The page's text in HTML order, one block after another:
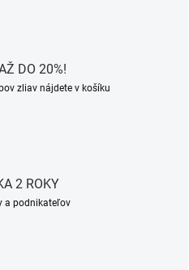
DO 20%!
zliav nájdete v košíku
2 ROKY
a podnikateľov